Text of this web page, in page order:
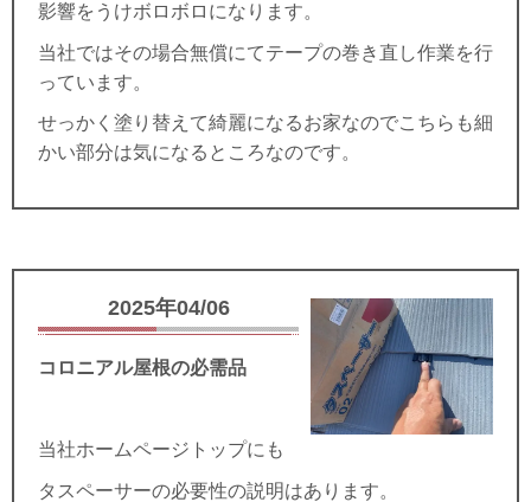
影響をうけボロボロになります。
当社ではその場合無償にてテープの巻き直し作業を行
っています。
せっかく塗り替えて綺麗になるお家なのでこちらも細
かい部分は気になるところなのです。
2025年04/06
コロニアル屋根の必需品
当社ホームページトップにも
タスペーサーの必要性の説明はあります。